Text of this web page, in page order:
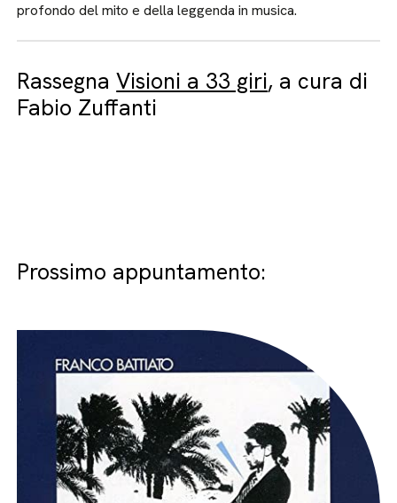
profondo del mito e della leggenda in musica.
RassegnaVisioni a 33 giri, a cura di
Fabio Zuffanti
Prossimo appuntamento: